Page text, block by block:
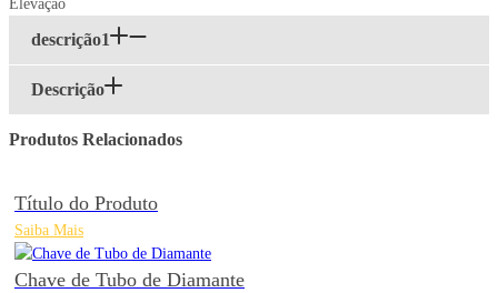
descrição1
Descrição
Produtos Relacionados
Título do Produto
Saiba Mais
Chave de Tubo de Diamante